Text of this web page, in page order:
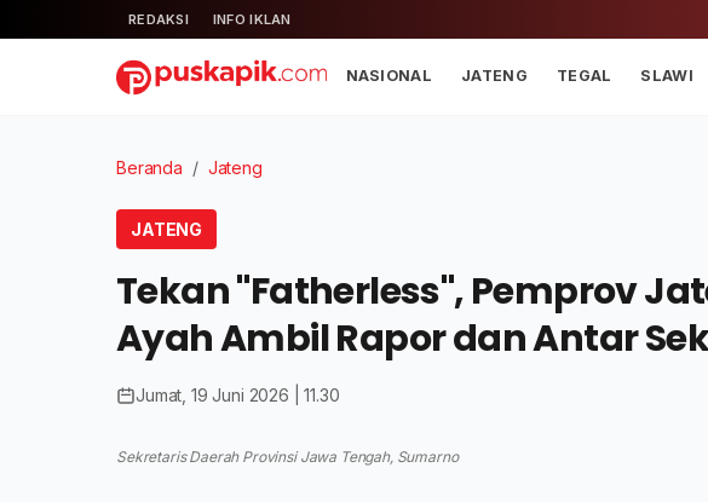
REDAKSI INFO IKLAN
NASIONAL JATENG TEGAL SLAWI
Beranda / Jateng
JATENG
Tekan "Fatherless", Pemprov
Ayah Ambil Rapor dan Antar
Jumat, 19 Juni 2026 | 11.30
Sekretaris Daerah Provinsi Jawa Tengah, Sumarno